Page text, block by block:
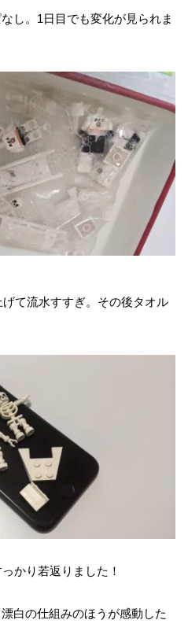
し。1日目でも変化が見られま
て流水すすぎ。その後タオル
かり若返りました！
白の仕組みのほうが感動した